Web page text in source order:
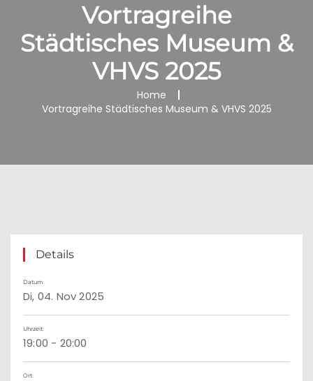
Vortragreihe
Städtisches Museum &
VHVS 2025
Home
Vortragreihe Städtisches Museum & VHVS 2025
Details
Datum
Di, 04. Nov 2025
Uhrzeit:
19:00 - 20:00
Ort: